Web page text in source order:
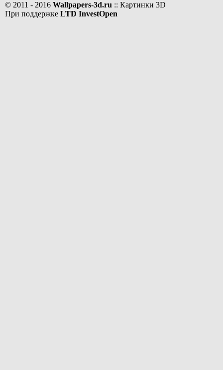
© 2011 - 2016 Wallpapers-3d.ru :: Картинки 3D
При поддержке LTD InvestOpen